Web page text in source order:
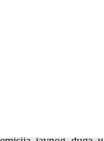
Ocjena planiranog